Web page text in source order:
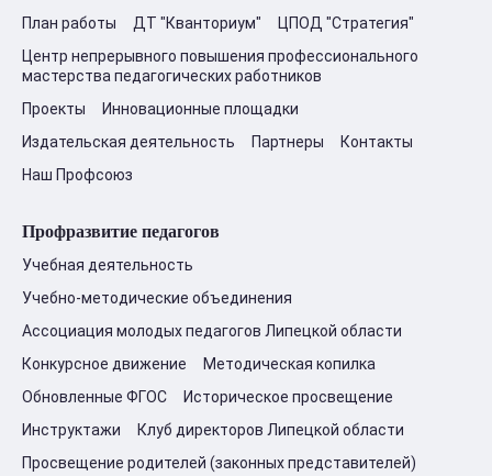
План работы ДТ "Кванториум"
ЦПОД "Стратегия"
Центр непрерывного повышения профессионального
мастерства педагогических работников
Проекты
Инновационные площадки
Издательская деятельность
Партнеры
Контакты
Наш Профсоюз
Профразвитие педагогов
Учебная деятельность
Учебно-методические объединения
Ассоциация молодых педагогов Липецкой области
Конкурсное движение
Методическая копилка
Обновленные ФГОС
Историческое просвещение
Инструктажи
Клуб директоров Липецкой области
Просвещение родителей (законных представителей)